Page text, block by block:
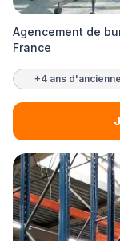
Agencement de
France
+4 ans